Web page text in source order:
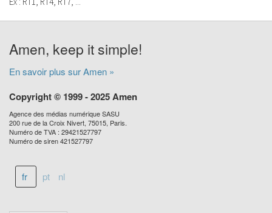
Amen, keep it simple!
En savoir plus sur Amen »
Copyright © 1999 - 2025 Amen
Agence des médias numérique SASU
200 rue de la Croix Nivert, 75015, Paris.
Numéro de TVA : 29421527797
Numéro de siren 421527797
fr pt nl